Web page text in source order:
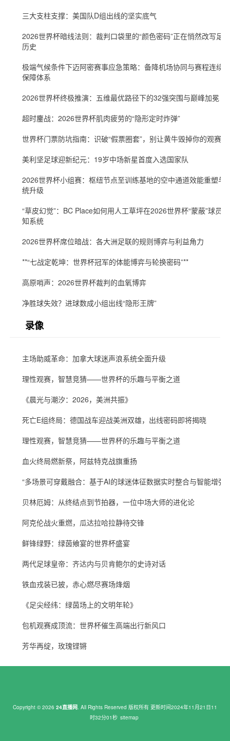
三大支柱支撑：美国队D组出线的坚实底气
2026世界杯暗线法则：裁判口袋里的“颜色密码”正在悄然改写足球
历史
极端气候条件下迈阿密赛事应急策略：备降机场协同与赛程连续性
保障体系
2026世界杯终极推演：五维最优路径下的32强突围与巅峰加冕
超时鏖战：2026世界杯肌肉疲劳的“隐形定时炸弹”
世界杯门票防坑指南：识破“假票圈套”，别让黄牛毁掉你的观赛梦
美利坚足球迎新纪元：19岁中场新星首度入选国家队
2026世界杯小组赛：枢纽节点至训练基地的空中通道效能重塑与
统升级
“草皮幻觉”：BC Place如何用人工草坪在2026世界杯“蒙蔽”球员感
知系统
2026世界杯席位暗战：各大洲足联的规则博弈与利益角力
**“七战定乾坤：世界杯冠军的体能博弈与轮换密码”**
高原哨声：2026世界杯裁判的血氧博弈
净胜球失效？进球数成小组出线“隐形王牌”
录像
主场助威革命：加拿大球迷声浪系统全面升级
理性观赛，智慧竞猜——世界杯的乐趣与平衡之道
《晨光与潮汐：2026，美洲共振》
死亡E组终局：德国战车迎战美洲双雄，出线密码即将揭晓
理性观赛，智慧竞猜——世界杯的乐趣与平衡之道
血火终局燃新祭，阿兹特克战旗重扬
“多场景可穿戴融合：基于AI的球迷体征数据实时整合与智能增强”
贝林厄姆：从终结点到节拍器，一位中场大师的进化论
阿克伦战火重燃，瓜达拉哈拉静待交锋
鲜锋绿野：绿茵飨宴的世界杯盛宴
两代足球皇帝：齐达内与贝肯鲍尔的史诗对话
铁血戎装已披，赤心燃尽赛场烽烟
《足尖经纬：绿茵场上的文明年轮》
包机观赛成顶流：世界杯催生高端出行新风口
芳华再绽，玫瑰铿锵
Copyright © 2026 24直播网. All Rights Reserved 版权所有 更新时间2024年11月21日11
时32分01秒 sitemap